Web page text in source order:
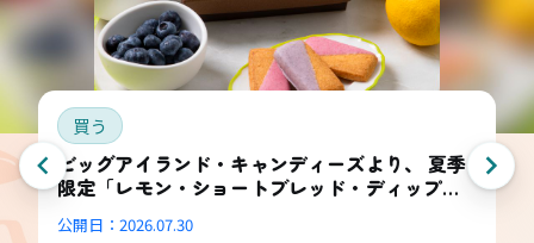
買う
ビッグアイランド・キャンディーズより、 夏季
限定「レモン・ショートブレッド・ディップ
公開日： 2026.07.30